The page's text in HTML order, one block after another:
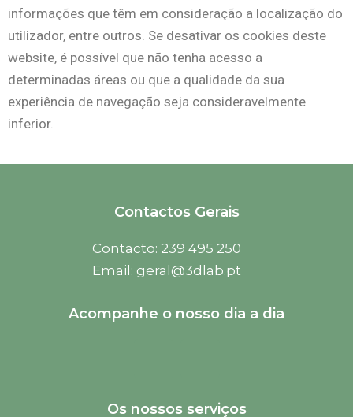
informações que têm em consideração a localização do
utilizador, entre outros. Se desativar os cookies deste
website, é possível que não tenha acesso a
determinadas áreas ou que a qualidade da sua
experiência de navegação seja consideravelmente
inferior.
Contactos Gerais
Contacto: 239 495 250
Email: geral@3dlab.pt
Acompanhe o nosso dia a dia
o i
Os nossos serviços